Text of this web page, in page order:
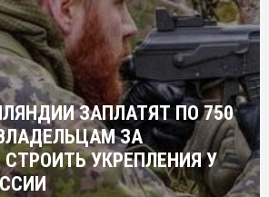
ЗАПЛАТЯТ ПО 750
ЗА
УКРЕПЛЕНИЯ У